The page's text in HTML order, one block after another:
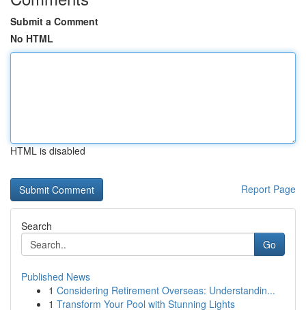
Submit a Comment
No HTML
HTML is disabled
Report Page
Search
Go
Published News
1 Considering Retirement Overseas: Understandin...
1 Transform Your Pool with Stunning Lights